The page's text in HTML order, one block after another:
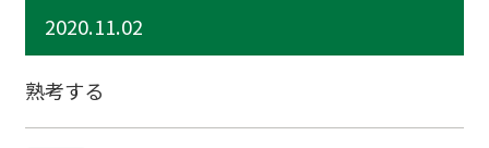
2020.11.02
熟考する